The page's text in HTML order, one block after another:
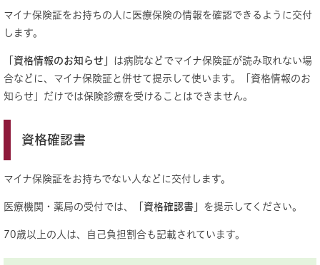
​マイナ保険証をお持ちの人に医療保険の情報を確認できるように交付
します。
「資格情報のお知らせ」 は​病院などでマイナ保険証が読み取れない場
合などに、マイナ保険証と併せて提示して使います。「資格情報のお
知らせ」だけでは保険診療を受けることはできません。
資格確認書
マイナ保険証をお持ちでない人などに交付します。
医療機関・薬局の受付では、 「資格確認書」 を提示してください。
70歳以上の人は、自己負担割合も記載されています。